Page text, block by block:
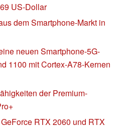
US-Dollar
dem Smartphone-Markt in
neuen Smartphone-5G-
1100 mit Cortex-A78-Kernen
der Premium-
RTX 2060 und RTX